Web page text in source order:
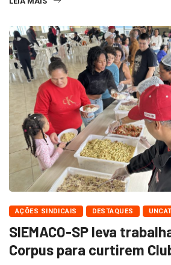
AÇÕES SINDICAIS DESTAQUES
SIEMACO-SP leva
Corpus para curtirem